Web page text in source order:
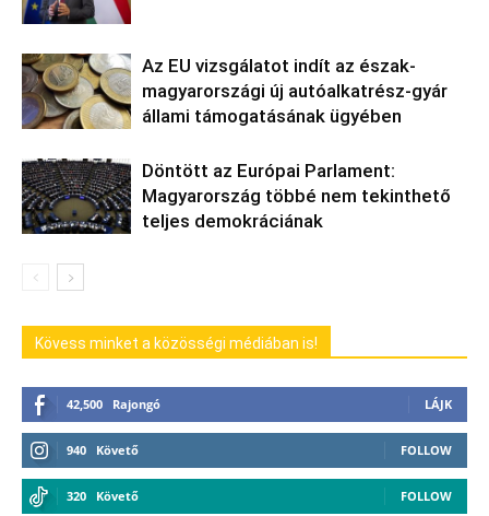
Az EU vizsgálatot indít az észak-
magyarországi új autóalkatrész-gyár
állami támogatásának ügyében
Döntött az Európai Parlament:
Magyarország többé nem tekinthető
teljes demokráciának
Kövess minket a közösségi médiában is!
42,500 Rajongó LÁJK
940 Követő FOLLOW
320 Követő FOLLOW